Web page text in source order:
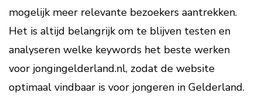
mogelijk meer relevante bezoekers aantrekken.
Het is altijd belangrijk om te blijven testen en
analyseren welke keywords het beste werken
voor jongingelderland.nl, zodat de website
optimaal vindbaar is voor jongeren in Gelderland.